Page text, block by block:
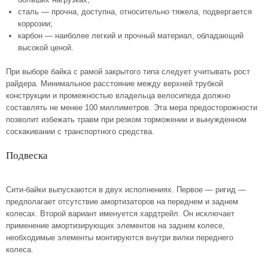
сталь — прочна, доступна, относительно тяжела, подвергается
коррозии;
карбон — наиболее легкий и прочный материал, обладающий
высокой ценой.
При выборе байка с рамой закрытого типа следует учитывать рост
райдера. Минимальное расстояние между верхней трубкой
конструкции и промежностью владельца велосипеда должно
составлять не менее 100 миллиметров. Эта мера предосторожности
позволит избежать травм при резком торможении и вынужденном
соскакивании с транспортного средства.
Подвеска
Сити-байки выпускаются в двух исполнениях. Первое — ригид —
предполагает отсутствие амортизаторов на переднем и заднем
колесах. Второй вариант именуется хардтрейл. Он исключает
применение амортизирующих элементов на заднем колесе,
необходимые элементы монтируются внутри вилки переднего
колеса.